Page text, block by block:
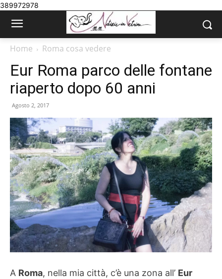
389972978
Home Roma cosa vedere
Eur Roma parco delle fontane
riaperto dopo 60 anni
Agosto 2, 2017
A Roma, nella mia città, c’è una zona all’ Eur